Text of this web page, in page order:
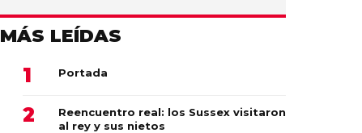
MÁS LEÍDAS
Portada
Reencuentro real: los Sussex visitaron
al rey y sus nietos